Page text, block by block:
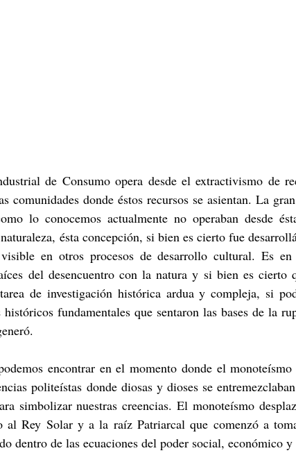
de Consumo opera desde el extractivismo de
comunidades donde éstos recursos se asientan. La
lo conocemos actualmente no operaban desde
ésta concepción, si bien es cierto fue
en otros procesos de desarrollo cultural. Es en
del desencuentro con la natura y si bien es cierto
de investigación histórica ardua y compleja, si
históricos fundamentales que sentaron las bases de la
encontrar en el momento donde el
politeístas donde diosas y dioses se
simbolizar nuestras creencias. El monoteísmo
al Rey Solar y a la raíz Patriarcal que comenzó a
dentro de las ecuaciones del poder social, económico